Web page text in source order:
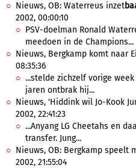
Nieuws, OB: Waterreus inzet
2002, 00:00:10
PSV-doelman Ronald
meedoen in de Champions...
Nieuws, Bergkamp komt naar
08:35:36
...stelde zichzelf vorige
jaren ontbrak hij...
Nieuws, 'Hiddink wil Jo-Kook
2002, 22:41:23
...Anyang LG Cheetahs en
transfer. Jung...
Nieuws, OB: Bergkamp speelt
2002, 21:55:04